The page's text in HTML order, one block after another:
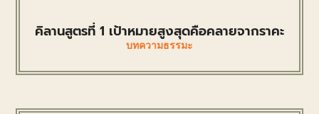
คิลานสูตรที่ 1 เป้าหมายสูงสุดคือคลายจากราคะ
บทความธรรมะ